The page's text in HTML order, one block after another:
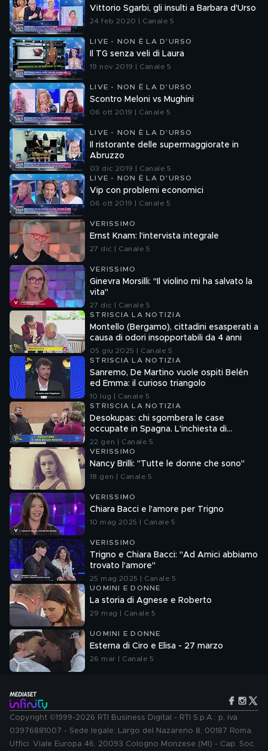
Vittorio Sgarbi, gli insulti a Barbara d'Urso
24 feb 2020 | Canale 5
LIVE - NON È LA D'URSO
Il TG senza veli di Laura
19 nov 2019 | Canale 5
LIVE - NON È LA D'URSO
Scontro Meloni vs Mughini
06 ott 2019 | Canale 5
LIVE - NON È LA D'URSO
Il ristorante delle supermaggiorate in
Abruzzo
03 dic 2019 | Canale 5
LIVE - NON È LA D'URSO
Vip con problemi economici
06 ott 2019 | Canale 5
VERISSIMO
Ernst Knam: l'intervista integrale
27 dic | Canale 5
VERISSIMO
Ginevra Morsilli: "Il violino mi ha salvato la
vita"
27 dic | Canale 5
STRISCIA LA NOTIZIA
Montello (Bergamo), cittadini esasperati a
causa di odori insopportabili da 4 anni
05 giu 2025 | Canale 5
STRISCIA LA NOTIZIA
Sanremo, De Martino vuole ospiti Belén
ed Emma: il curioso triangolo
10 lug | Canale 5
STRISCIA LA NOTIZIA
Desokupas: chi sgombera le case
occupate in Spagna. L'inchiesta di
Francesco Mazza
22 gen | Canale 5
VERISSIMO
Nancy Brilli: "Tutte le donne che sono"
18 gen | Canale 5
VERISSIMO
Chiara Bacci e l'amore per Trigno
10 mag 2025 | Canale 5
VERISSIMO
Trigno e Chiara Bacci: "Ad Amici abbiamo
trovato l'amore"
25 mag 2025 | Canale 5
UOMINI E DONNE
La storia di Agnese e Roberto
29 mag | Canale 5
UOMINI E DONNE
Esterna di Ciro e Elisa - 27 marzo
26 mar | Canale 5
Copyright ©1999-2026 RTI Business Digital - RTI S.p.A.: p. iva
03976881007 - Sede legale: Largo del Nazareno 8, 00187 Roma.
Uffici: Viale Europa 46, 20093 Cologno Monzese (MI) - Cap. Soc.